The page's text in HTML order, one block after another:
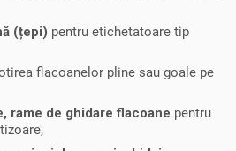
(țepi) pentru etichetatoare tip
flacoanelor pline sau goale pe
rame de ghidare flacoane pentru